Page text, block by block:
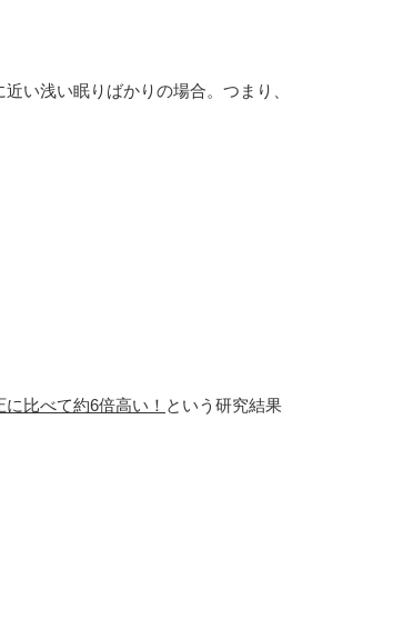
い浅い眠りばかりの場合。つまり、
比べて約6倍高い！ という研究結果